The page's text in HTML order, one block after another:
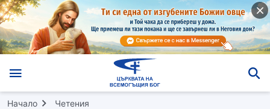
Начало Четения